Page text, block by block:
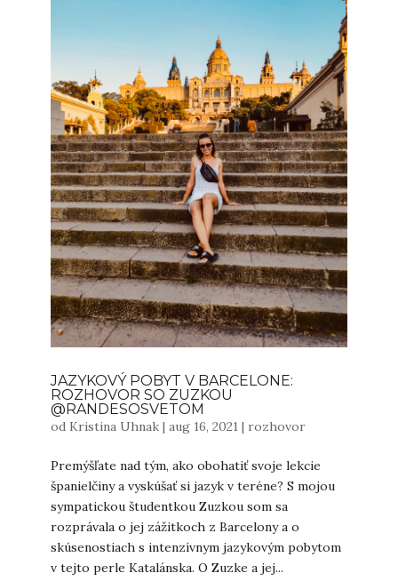
JAZYKOVÝ POBYT V BARCELONE:
ROZHOVOR SO ZUZKOU
@RANDESOSVETOM
od Kristina Uhnak| aug 16, 2021| rozhovor
Premýšľate nad tým, ako obohatiť svoje lekcie
španielčiny a vyskúšať si jazyk v teréne? S mojou
sympatickou študentkou Zuzkou som sa
rozprávala o jej zážitkoch z Barcelony a o
skúsenostiach s intenzívnym jazykovým pobytom
v tejto perle Katalánska. O Zuzke a jej...